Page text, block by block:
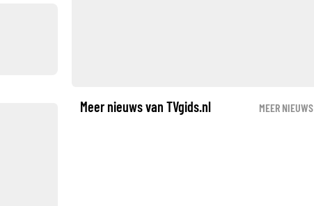
Meer nieuws van TVgids.nl MEER NIEUWS